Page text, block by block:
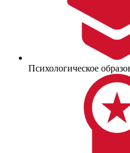
Психологическое